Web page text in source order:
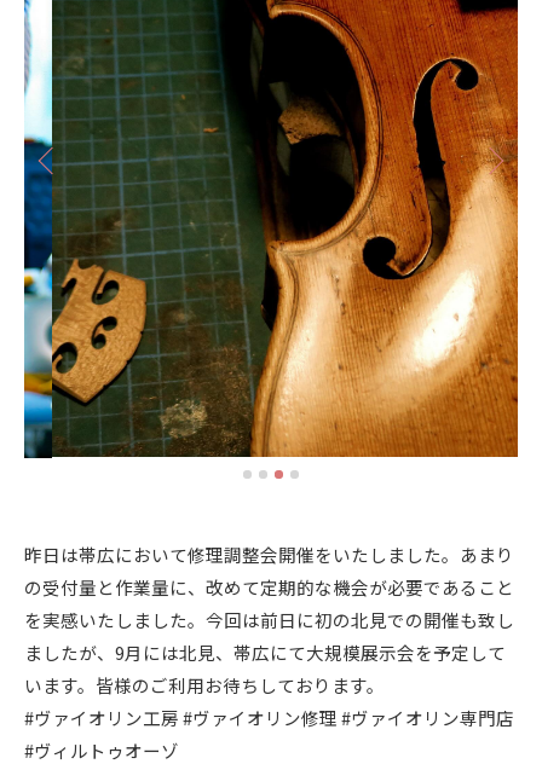
昨日は帯広において修理調整会開催をいたしました。あまり
の受付量と作業量に、改めて定期的な機会が必要であること
を実感いたしました。今回は前日に初の北見での開催も致し
ましたが、9月には北見、帯広にて大規模展示会を予定して
います。皆様のご利用お待ちしております。
#ヴァイオリン工房 #ヴァイオリン修理 #ヴァイオリン専門店
#ヴィルトゥオーゾ